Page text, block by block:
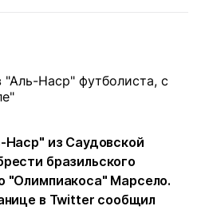
Наср" из Саудовской
бразильского
"Олимпиакоса" Марсело.
в Twitter сообщил